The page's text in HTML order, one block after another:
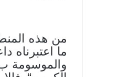
من هذه
ما اعتبرناه
والموسومة ب